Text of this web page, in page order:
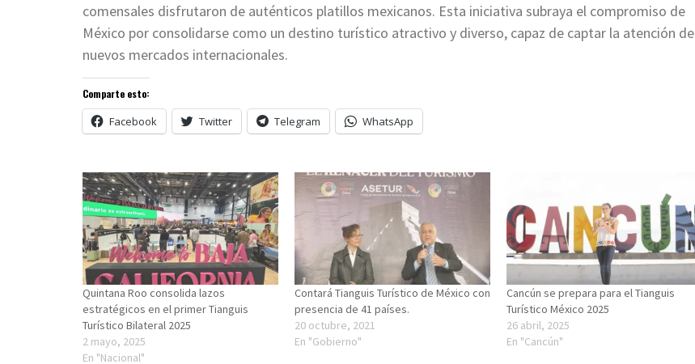
comensales disfrutaron de auténticos platillos mexicanos. Esta iniciativa subraya el compromiso de
México por consolidarse como un destino turístico atractivo y diverso, capaz de captar la atención de
nuevos mercados internacionales.
Comparte esto:
Facebook Twitter Telegram WhatsApp
Quintana Roo consolida lazos
estratégicos en el primer Tianguis
Turístico Bilateral 2025
2 mayo, 2025
En "Nacional"
Contará Tianguis Turístico de México con
presencia de 41 países.
20 octubre, 2021
En "Gobierno"
Cancún se prepara para el Tianguis
Turístico México 2025
26 abril, 2025
En "Cancún"